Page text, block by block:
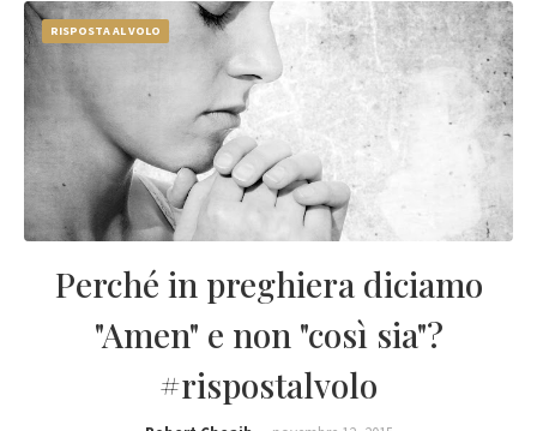
RISPOSTA AL VOLO
Perché in preghiera diciamo
"Amen" e non "così sia"?
#rispostalvolo